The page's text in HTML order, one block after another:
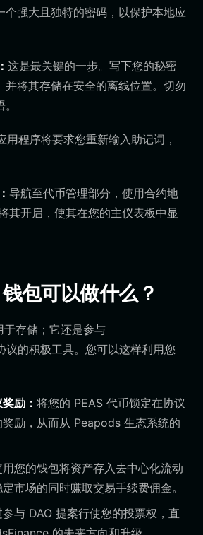
个强大且独特的密码，以保护本地应
这是最关键的一步。写下您的秘密
并将其存储在安全的离线位置。切勿
用程序将要求您重新输入助记词，
导航至代币管理部分，使用合约地
其开启，使其在您的主仪表板中显
包可以做什么？
于存储；它还是参与
的积极工具。您可以这样利用您
励： 将您的 PEAS 代币锁定在协议
励，从而从 Peapods 生态系统的
用您的钱包将资产存入去中心化流动
市场的同时赚取交易手续费佣金。
参与 DAO 提案行使您的投票权，直